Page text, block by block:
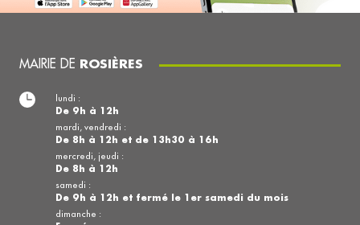
MAIRIE DE ROSIÈRES
lundi :
De 9h à 12h
mardi, vendredi :
De 8h à 12h et de 13h30 à 16h
mercredi, jeudi :
De 8h à 12h
samedi :
De 9h à 12h et fermé le 1er samedi du mois
dimanche :